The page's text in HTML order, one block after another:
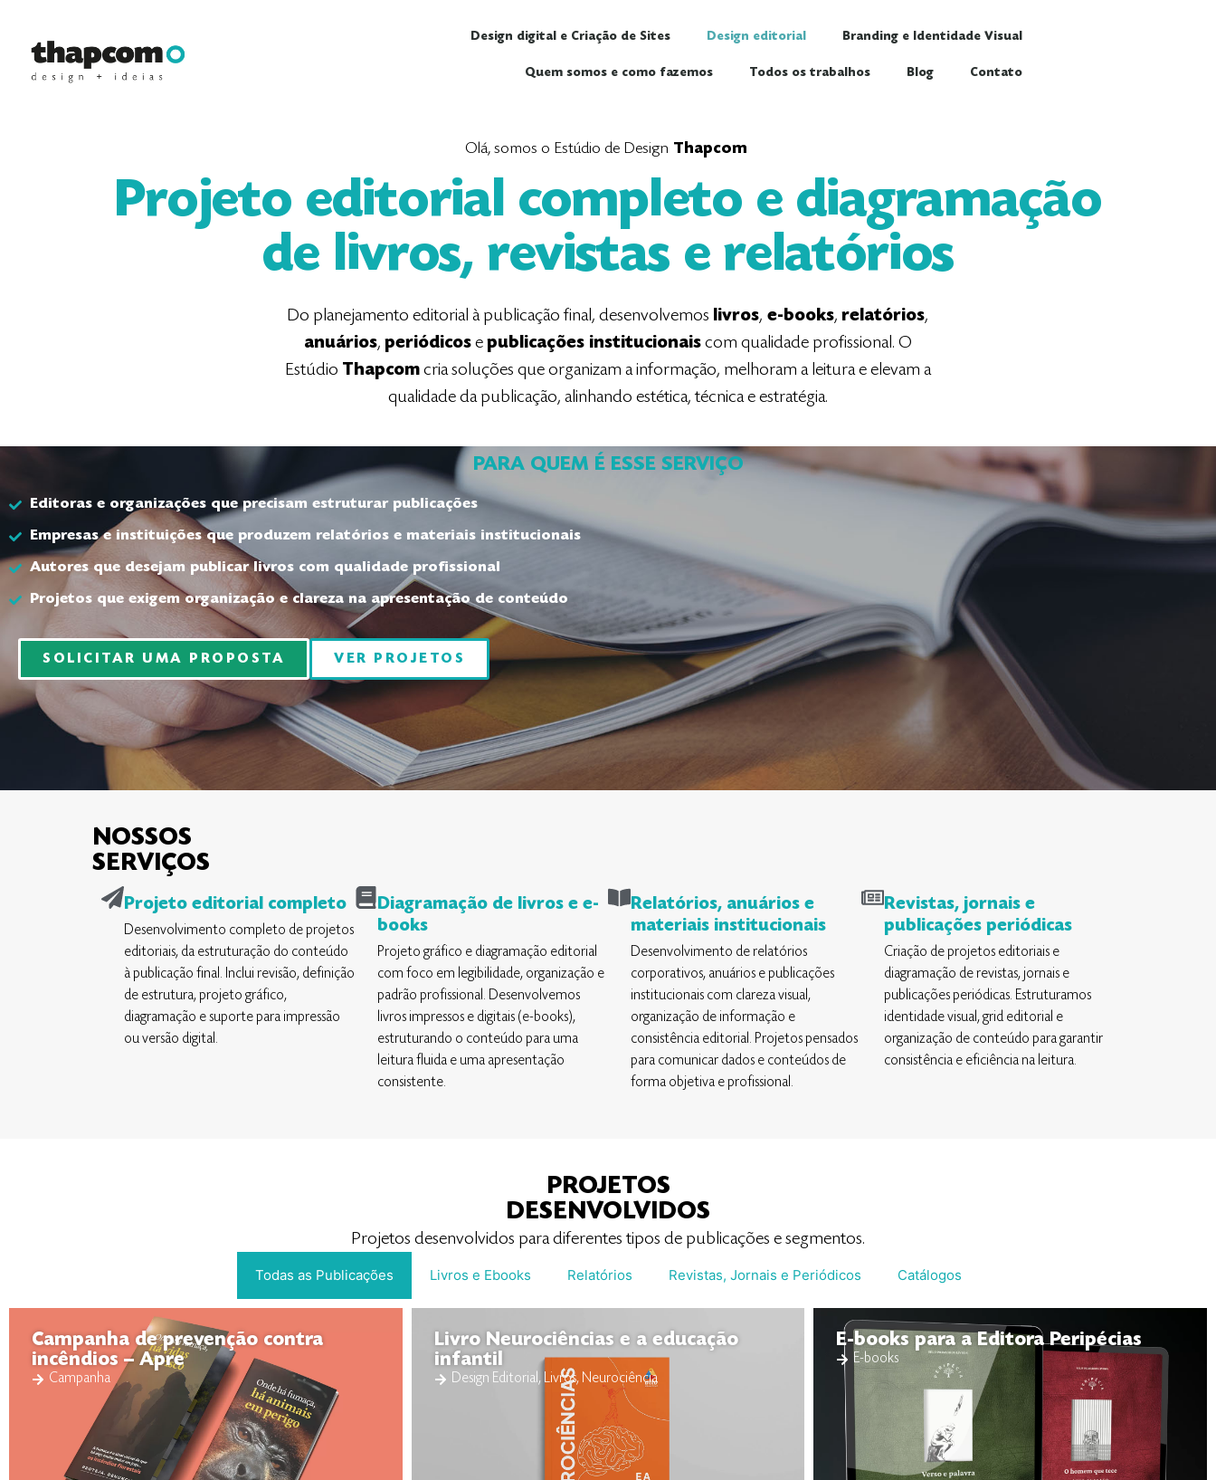
Design digital e Criação de Sites Design editorial Branding e Identidade Visual
Quem somos e como fazemos Todos os trabalhos Blog Contato
Olá, somos o Estúdio de Design Thapcom
Projeto editorial completo e diagramação
de livros, revistas e relatórios
Do planejamento editorial à publicação final, desenvolvemos livros, e-books,relatórios,
anuários, periódicose publicações institucionaiscom qualidade profissional. O
Estúdio Thapcomcria soluções que organizam a informação, melhoram a leitura e elevam a
qualidade da publicação, alinhando estética, técnica e estratégia.
PARA QUEM É ESSE SERVIÇO
Editoras e organizações que precisam estruturar publicações
Empresas e instituições que produzem relatórios e materiais institucionais
Autores que desejam publicar livros com qualidade profissional
Projetos que exigem organização e clareza na apresentação de conteúdo
SOLICITAR UMA PROPOSTA VER PROJETOS
NOSSOS
SERVIÇOS
Projeto editorial completo
Desenvolvimento completo de projetos
editoriais, da estruturação do conteúdo
à publicação final. Inclui revisão, definição
de estrutura, projeto gráfico,
diagramação e suporte para impressão
ou versão digital.
Diagramação de livros e e-
books
Projeto gráfico e diagramação editorial
com foco em legibilidade, organização e
padrão profissional. Desenvolvemos
livros impressos e digitais (e-books),
estruturando o conteúdo para uma
leitura fluida e uma apresentação
consistente.
Relatórios, anuários e
materiais institucionais
Desenvolvimento de relatórios
corporativos, anuários e publicações
institucionais com clareza visual,
organização de informação e
consistência editorial. Projetos pensados
para comunicar dados e conteúdos de
forma objetiva e profissional.
Revistas, jornais e
publicações periódicas
Criação de projetos editoriais e
diagramação de revistas, jornais e
publicações periódicas. Estruturamos
identidade visual, grid editorial e
organização de conteúdo para garantir
consistência e eficiência na leitura.
PROJETOS
DESENVOLVIDOS
Projetos desenvolvidos para diferentes tipos de publicações e segmentos.
Todas as Publicações Livros e Ebooks Relatórios Revistas, Jornais e Periódicos Catálogos
Campanha de prevenção contra
incêndios – Apre
Campanha
Livro Neurociências e a educação
infantil
Design Editorial, Livros, Neurociência
E-books para a Editora Peripécias
E-books